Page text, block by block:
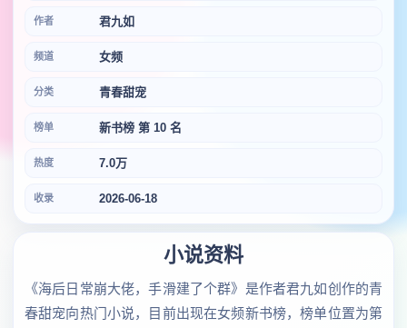
作者 君九如
频道 女频
分类 青春甜宠
榜单 新书榜 第 10 名
热度 7.0万
收录 2026-06-18
小说资料
《海后日常崩大佬，手滑建了个群》是作者君九如创作的青
春甜宠向热门小说，目前出现在女频新书榜，榜单位置为第